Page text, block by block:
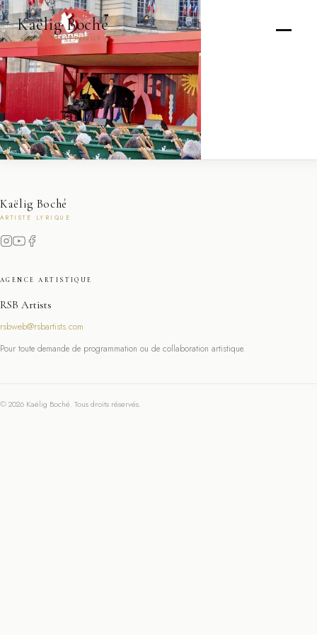
Kaëlig Boché
ARTISTE LYRIQUE
Kaëlig Boché
ARTISTE LYRIQUE
AGENCE ARTISTIQUE
RSB Artists
rsbweb@rsbartists.com
Pour toute demande de programmation ou de collaboration artistique.
© 2026 Kaëlig Boché. Tous droits réservés.